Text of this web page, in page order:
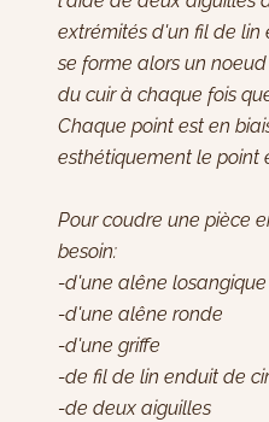
extrémités d'un fil de lin
se forme alors un
du cuir à chaque fois
Chaque point est en
esthétiquement le point
Pour coudre une pièce
besoin:
-d'une alêne losangique
-d'une alêne ronde
-d'une griffe
-de fil de lin enduit de
-de deux aiguilles